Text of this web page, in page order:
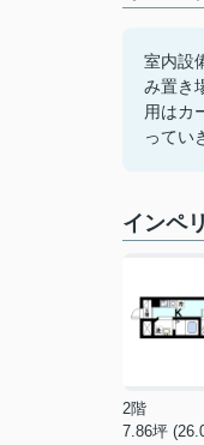
室内設
み置き
用はカ
ってい
インペ
2階
7.86坪